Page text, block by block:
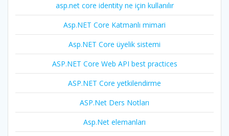
asp.net core identity ne için kullanılır
Asp.NET Core Katmanlı mimari
Asp.NET Core üyelik sistemi
ASP.NET Core Web API best practices
ASP.NET Core yetkilendirme
ASP.Net Ders Notları
Asp.Net elemanları